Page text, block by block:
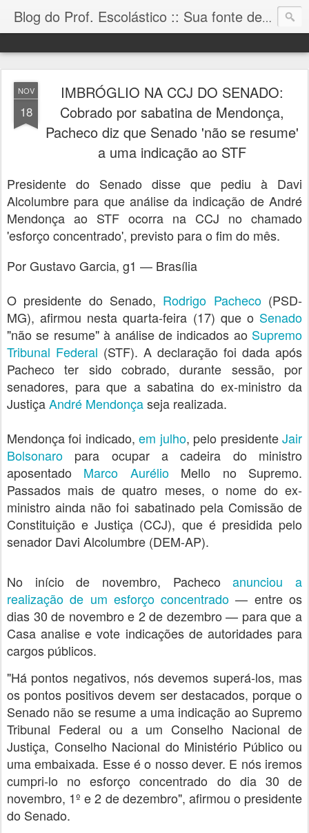
Blog do Prof. Escolástico :: Sua fonte de informação!
NOV
18
IMBRÓGLIO NA CCJ DO SENADO:
Cobrado por sabatina de Mendonça,
Pacheco diz que Senado 'não se resume'
a uma indicação ao STF
Presidente do Senado disse que pediu à Davi
Alcolumbre para que análise da indicação de André
Mendonça ao STF ocorra na CCJ no chamado
'esforço concentrado', previsto para o fim do mês.
Por Gustavo Garcia, g1 — Brasília
O presidente do Senado, Rodrigo Pacheco(PSD-
MG), afirmou nesta quarta-feira (17) que o Senado
"não se resume" à análise de indicados ao Supremo
Tribunal Federal (STF). A declaração foi dada após
Pacheco ter sido cobrado, durante sessão, por
senadores, para que a sabatina do ex-ministro da
JustiçaAndré Mendonçaseja realizada.
Mendonça foi indicado,em julho, pelo presidenteJair
Bolsonaro para ocupar a cadeira do ministro
aposentado Marco AurélioMello no Supremo.
Passados mais de quatro meses, o nome do ex-
ministro ainda não foi sabatinado pela Comissão de
Constituição e Justiça (CCJ), que é presidida pelo
senador Davi Alcolumbre (DEM-AP).
No início de novembro, Pachecoanunciou a
realização de um esforço concentrado — entre os
dias 30 de novembro e 2 de dezembro — para que a
Casa analise e vote indicações de autoridades para
cargos públicos.
"Há pontos negativos, nós devemos superá-los, mas
os pontos positivos devem ser destacados, porque o
Senado não se resume a uma indicação ao Supremo
Tribunal Federal ou a um Conselho Nacional de
Justiça, Conselho Nacional do Ministério Público ou
uma embaixada. Esse é o nosso dever. E nós iremos
cumpri-lo no esforço concentrado do dia 30 de
novembro, 1º e 2 de dezembro", afirmou o presidente
do Senado.